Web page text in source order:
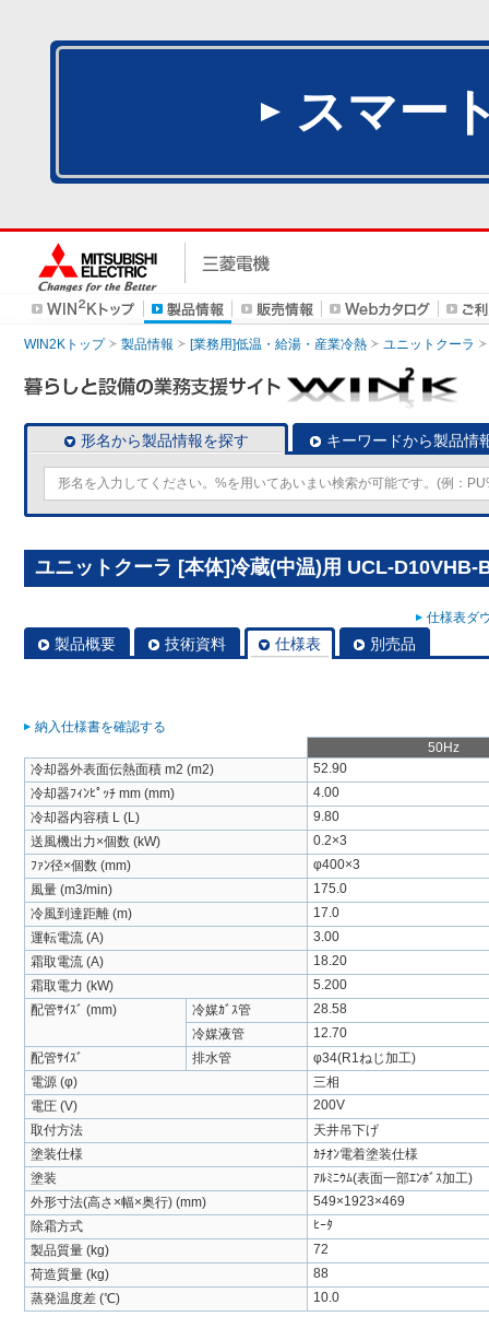
スマー
WIN2Kトップ 製品情報 [業務用]低温・給湯・産業冷熱 ユニットクーラ
形名から製品情報を探す キーワードから製品情
ユニットクーラ [本体]冷蔵(中温)用 UCL-D10VHB-
仕様表ダ
製品概要 技術資料 仕様表 別売品
納入仕様書を確認する
50Hz
冷却器外表面伝熱面積 m2 (m2)
52.90
冷却器ﾌｨﾝﾋﾟｯﾁ mm (mm)
4.00
冷却器内容積 L (L)
9.80
送風機出力×個数 (kW)
0.2×3
ﾌｧﾝ径×個数 (mm)
φ400×3
風量 (m3/min)
175.0
冷風到達距離 (m)
17.0
運転電流 (A)
3.00
霜取電流 (A)
18.20
霜取電力 (kW)
5.200
配管ｻｲｽﾞ (mm)
冷媒ｶﾞｽ管
28.58
冷媒液管
12.70
配管ｻｲｽﾞ
排水管
φ34(R1ねじ加工)
電源 (φ)
三相
電圧 (V)
200V
取付方法
天井吊下げ
塗装仕様
ｶﾁｵﾝ電着塗装仕様
塗装
ｱﾙﾐﾆｳﾑ(表面一部ｴﾝﾎﾞｽ加工)
外形寸法(高さ×幅×奥行) (mm)
549×1923×469
除霜方式
ﾋｰﾀ
製品質量 (kg)
72
荷造質量 (kg)
88
蒸発温度差 (℃)
10.0